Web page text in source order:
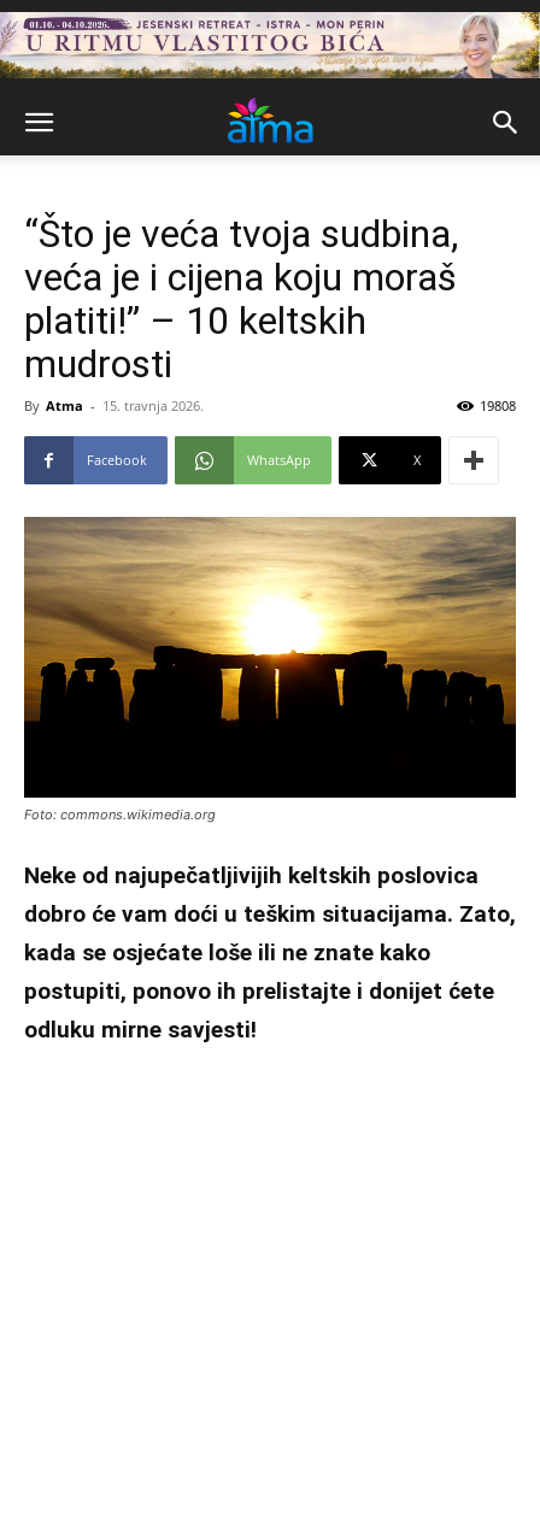
“Što je veća tvoja sudbina,
veća je i cijena koju moraš
platiti!” – 10 keltskih
mudrosti
By Atma - 15. travnja 2026. 19808
Facebook WhatsApp X
Foto: commons.wikimedia.org
Neke od najupečatljivijih keltskih poslovica
dobro će vam doći u teškim situacijama. Zato,
kada se osjećate loše ili ne znate kako
postupiti, ponovo ih prelistajte i donijet ćete
odluku mirne savjesti!